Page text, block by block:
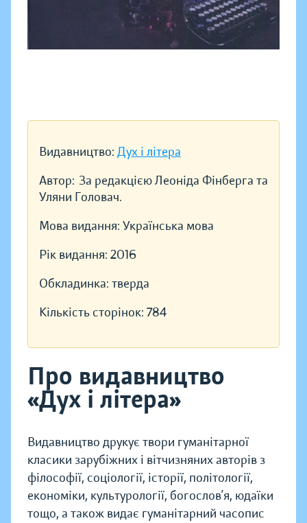
Видавництво: Дух і літера
Автор: За редакцією Леоніда Фінберга та
Уляни Головач.
Мова видання: Українська мова
Рік видання: 2016
Обкладинка: тверда
Кількість сторінок: 784
Про видавництво
«Дух і літера»
Видавництво друкує твори гуманітарної
класики зарубіжних і вітчизняних авторів з
філософії, соціології, історії, політології,
економіки, культурології, богослов’я, юдаїки
тощо, а також видає гуманітарний часопис